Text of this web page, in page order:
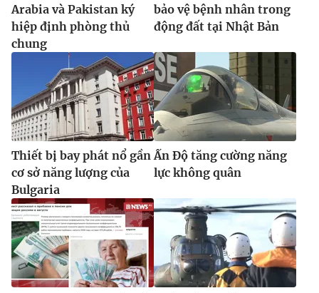
Arabia và Pakistan ký
hiệp định phòng thủ
chung
bảo vệ bệnh nhân trong
động đất tại Nhật Bản
Thiết bị bay phát nổ gần
cơ sở năng lượng của
Bulgaria
Ấn Độ tăng cường năng
lực không quân